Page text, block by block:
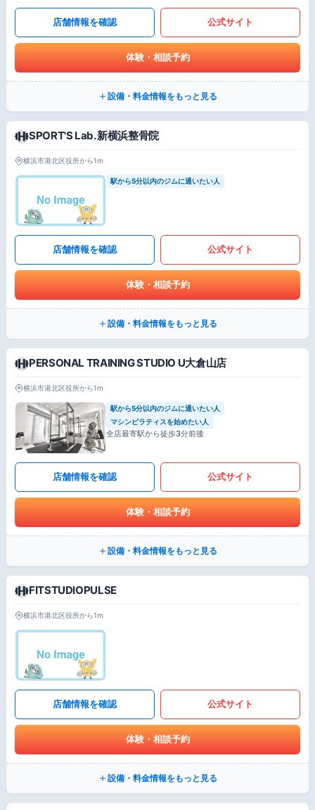
店舗情報を確認 公式サイト
体験・相談予約
設備・料金情報をもっと見る
SPORT'S Lab. 新横浜整骨院
横浜市港北区役所から1m
駅から5分以内のジムに通いたい人
店舗情報を確認 公式サイト
体験・相談予約
設備・料金情報をもっと見る
PERSONAL TRAINING STUDIO U大倉山店
横浜市港北区役所から1m
駅から5分以内のジムに通いたい人
マシンピラティスを始めたい人
全店最寄駅から徒歩3分前後
店舗情報を確認 公式サイト
体験・相談予約
設備・料金情報をもっと見る
FITSTUDIOPULSE
横浜市港北区役所から1m
店舗情報を確認 公式サイト
体験・相談予約
設備・料金情報をもっと見る